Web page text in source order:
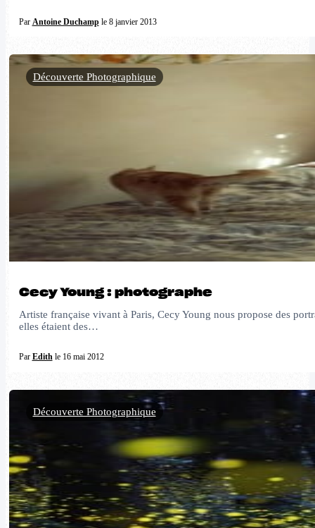
Par Antoine Duchample 8 janvier 2013
Cecy Young : photographe
Artiste française vivant à Paris, Cecy Young nous propose des
elles étaient des…
Par Edithle 16 mai 2012
Découverte Photographique
Découverte Photographique